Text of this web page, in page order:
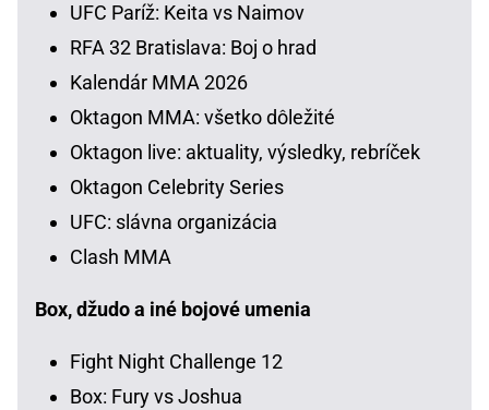
UFC Paríž: Keita vs Naimov
RFA 32 Bratislava: Boj o hrad
Kalendár MMA 2026
Oktagon MMA: všetko dôležité
Oktagon live: aktuality, výsledky, rebríček
Oktagon Celebrity Series
UFC: slávna organizácia
Clash MMA
Box, džudo a iné bojové umenia
Fight Night Challenge 12
Box: Fury vs Joshua